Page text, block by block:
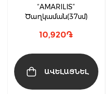
“AMARILIS”
Ծաղկաման(37սմ)
10,920֏
ԱՎԵԼԱՑՆԵԼ